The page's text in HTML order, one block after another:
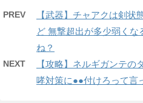
PREV
【武器】チャアクは剣状
ど 無撃超出が多少弱くな
ね？
NEXT
【攻略】ネルギガンテ
哮対策に●●付けろって言